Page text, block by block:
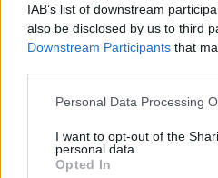
IAB’s list of downstream
also be disclosed by us to third
Downstream Participants that
Personal Data Processing
I want to opt-out of the
personal data.
Opted In
Nem csak
– 8 arborétum,
érdemes